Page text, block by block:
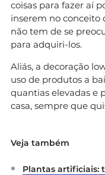
coisas para fazer aí
inserem no conceito
não tem de se
para adquiri-los.
Aliás, a decoração
uso de produtos a
quantias elevadas e
casa, sempre que
Veja também
Plantas artificiais: